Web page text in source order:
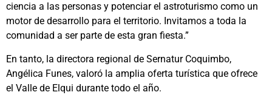
ciencia a las personas y potenciar el astroturismo como un
motor de desarrollo para el territorio. Invitamos a toda la
comunidad a ser parte de esta gran fiesta.”
En tanto, la directora regional de Sernatur Coquimbo,
Angélica Funes, valoró la amplia oferta turística que ofrece
el Valle de Elqui durante todo el año.